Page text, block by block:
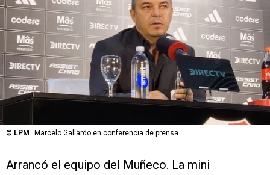
© LPM Marcelo Gallardo en conferencia de prensa.
Arrancó el equipo del Muñeco. La mini